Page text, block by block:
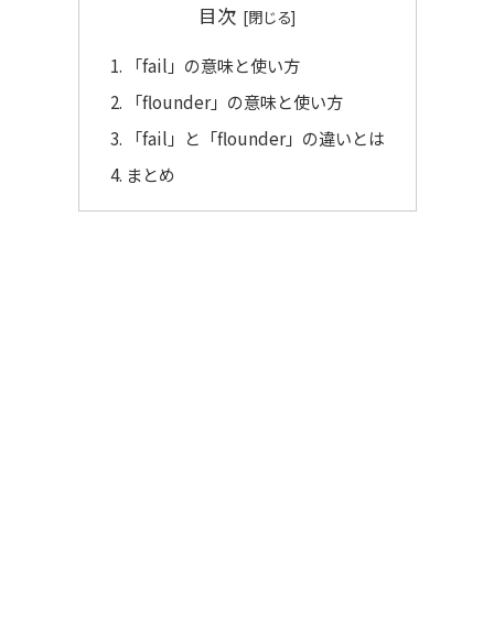
目次
「fail」の意味と使い方
「flounder」の意味と使い方
「fail」と「flounder」の違いとは
まとめ